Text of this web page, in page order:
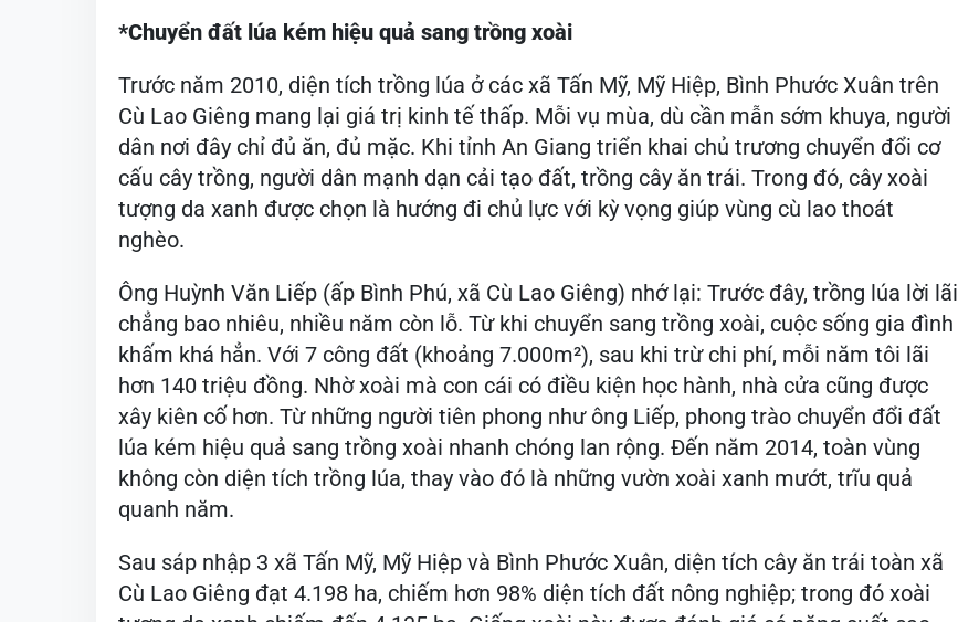
*Chuyển đất lúa kém hiệu quả sang trồng xoài
Trước năm 2010, diện tích trồng lúa ở các xã Tấn Mỹ, Mỹ Hiệp, Bình Phước Xuân trên
Cù Lao Giêng mang lại giá trị kinh tế thấp. Mỗi vụ mùa, dù cần mẫn sớm khuya, người
dân nơi đây chỉ đủ ăn, đủ mặc. Khi tỉnh An Giang triển khai chủ trương chuyển đổi cơ
cấu cây trồng, người dân mạnh dạn cải tạo đất, trồng cây ăn trái. Trong đó, cây xoài
tượng da xanh được chọn là hướng đi chủ lực với kỳ vọng giúp vùng cù lao thoát
nghèo.
Ông Huỳnh Văn Liếp (ấp Bình Phú, xã Cù Lao Giêng) nhớ lại: Trước đây, trồng lúa lời lãi
chẳng bao nhiêu, nhiều năm còn lỗ. Từ khi chuyển sang trồng xoài, cuộc sống gia đình
khấm khá hẳn. Với 7 công đất (khoảng 7.000m²), sau khi trừ chi phí, mỗi năm tôi lãi
hơn 140 triệu đồng. Nhờ xoài mà con cái có điều kiện học hành, nhà cửa cũng được
xây kiên cố hơn. Từ những người tiên phong như ông Liếp, phong trào chuyển đổi đất
lúa kém hiệu quả sang trồng xoài nhanh chóng lan rộng. Đến năm 2014, toàn vùng
không còn diện tích trồng lúa, thay vào đó là những vườn xoài xanh mướt, trĩu quả
quanh năm.
Sau sáp nhập 3 xã Tấn Mỹ, Mỹ Hiệp và Bình Phước Xuân, diện tích cây ăn trái toàn xã
Cù Lao Giêng đạt 4.198 ha, chiếm hơn 98% diện tích đất nông nghiệp; trong đó xoài